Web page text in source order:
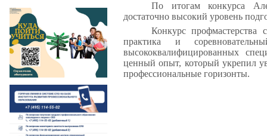
По итогам конкурса
достаточно высокий уровень
Конкурс профмастерства
практика и
высококвалифицированных
ценный опыт, который укрепил
профессиональные горизонты.